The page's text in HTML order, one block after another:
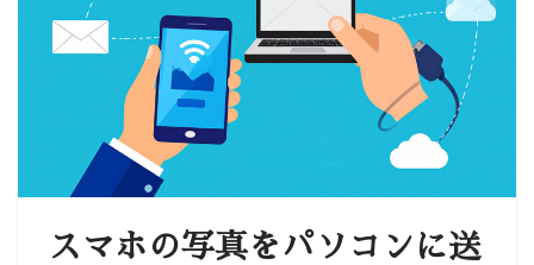
スマホの写真をパソコンに送